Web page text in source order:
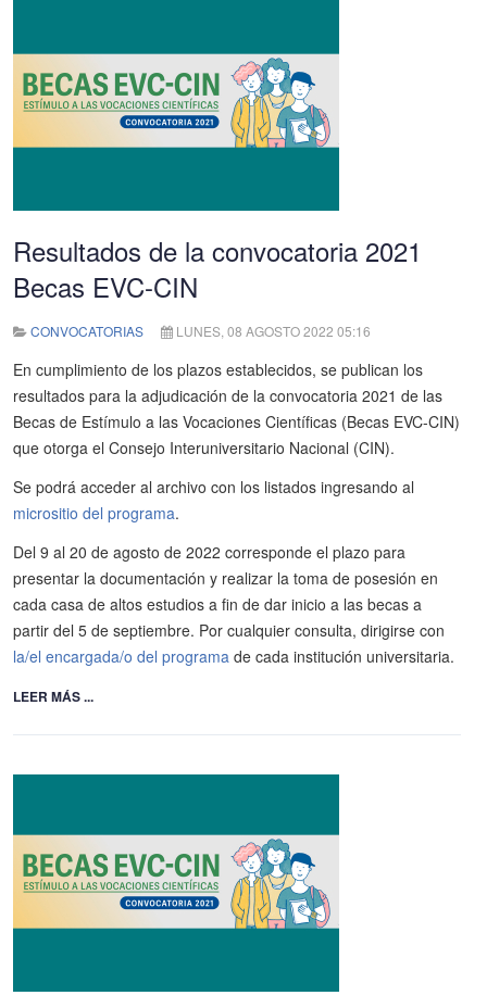
Resultados de la convocatoria 2021
Becas EVC-CIN
CONVOCATORIAS LUNES, 08 AGOSTO 2022 05:16
En cumplimiento de los plazos establecidos, se publican los
resultados para la adjudicación de la convocatoria 2021 de las
Becas de Estímulo a las Vocaciones Científicas (Becas EVC-CIN)
que otorga el Consejo Interuniversitario Nacional (CIN).
Se podrá acceder al archivo con los listados ingresando al
micrositio del programa.
Del 9 al 20 de agosto de 2022 corresponde el plazo para
presentar la documentación y realizar la toma de posesión en
cada casa de altos estudios a fin de dar inicio a las becas a
partir del 5 de septiembre. Por cualquier consulta, dirigirse con
la/el encargada/o del programa de cada institución universitaria.
LEER MÁS ...